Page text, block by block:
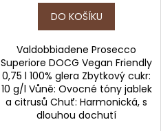
DO KOŠÍKU
Valdobbiadene Prosecco
Superiore DOCG Vegan Friendly
0,75 l 100% glera Zbytkový cukr:
10 g/l Vůně: Ovocné tóny jablek
a citrusů Chuť: Harmonická, s
dlouhou dochutí